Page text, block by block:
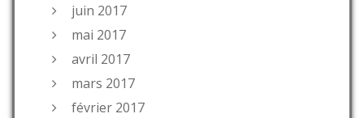
juin 2017
mai 2017
avril 2017
mars 2017
février 2017